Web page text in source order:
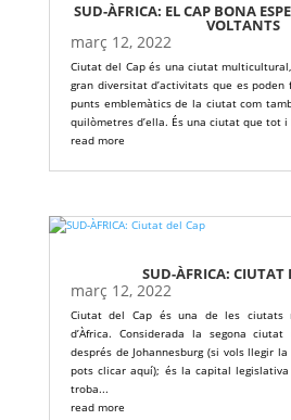
SUD-ÀFRICA: EL CAP BONA
VOLTANTS
març 12, 2022
Ciutat del Cap és una ciutat
gran diversitat d’activitats que es
punts emblemàtics de la ciutat com
quilòmetres d’ella. És una ciutat que tot i
read more
SUD-ÀFRICA: CIUTAT
març 12, 2022
Ciutat del Cap és una de les ciutats
d’Àfrica. Considerada la segona
després de Johannesburg (si vols llegir
pots clicar aquí); és la capital
troba...
read more